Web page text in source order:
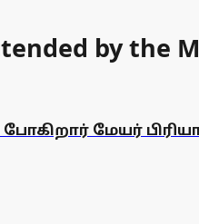
by the
மேயர்